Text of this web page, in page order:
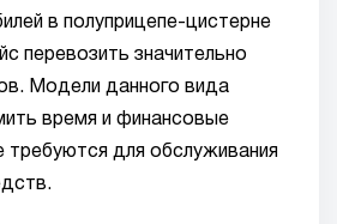
в полуприцепе-цистерне
перевозить значительно
Модели данного вида
время и финансовые
для обслуживания